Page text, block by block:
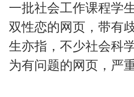
一批社会工作课程学
双性恋的网页，带有
生亦指，不少社会科
为有问题的网页，严